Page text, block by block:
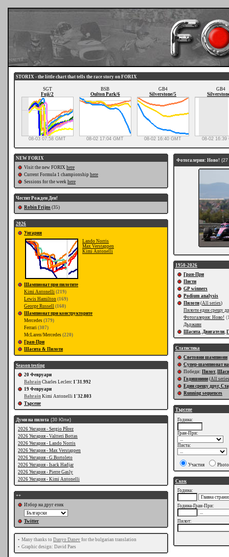
STORIX - the little chart that tells the race story on FORIX
SGT
Fuji/2
08-03 07:58 GMT
BSB
Oulton Park/6
08-02 17:04 GMT
GB4
Silverstone/5
08-02 16:40 GMT
GB4
08-02 16:39
NEW FORIX
Visit the new FORIX here
Current Formula 1 championship here
Sessions for the week here
Честит Рожден Ден!
Robin Frijns (35)
2026
Унгария
Lando Norris
Max Verstappen
Kimi Antonelli
Шампионат при пилотите
Kimi Antonelli (219)
Lewis Hamilton (169)
George Russell (160)
Шампионат при конструкторите
Mercedes (379)
Ferrari (307)
McLaren/Mercedes (220)
Гран-При
Шасита & Пилоти
Season testing
20 Февруари
Bahrain Charles Leclerc 1'31.992
19 Февруари
Bahrain Kimi Antonelli 1'32.803
Търсене
Думи на пилота (30 Юли)
2026 Унгария - Sergio Pйrez
2026 Унгария - Valtteri Bottas
2026 Унгария - Lando Norris
2026 Унгария - Max Verstappen
2026 Унгария - G.Bortoleto
2026 Унгария - Isack Hadjar
2026 Унгария - Pierre Gasly
2026 Унгария - Kimi Antonelli
++
Избор на друг език
Twitter
• Many thanks to Danyo Danev for the bulgarian translation
• Graphic design: David Paes
Фотогалерия: Ново!
1950-2026
Гран-При
Писти
GP winners
Podium analysis
Пилоти (All series)
Пилоти един срещу
Фотогалерия: Ново!
Държави
Шасита, Двигатели,
Статистика
Световни шампиони
Супер-шампионат на
Победи: Пилот, Шаси
Годишнини (All series
Един срещу друг,
Running sequences
Търсене
Година:
Гран-При:
Писта:
Участия
Скок
Година:
Година-Гран-При:
Пилот: